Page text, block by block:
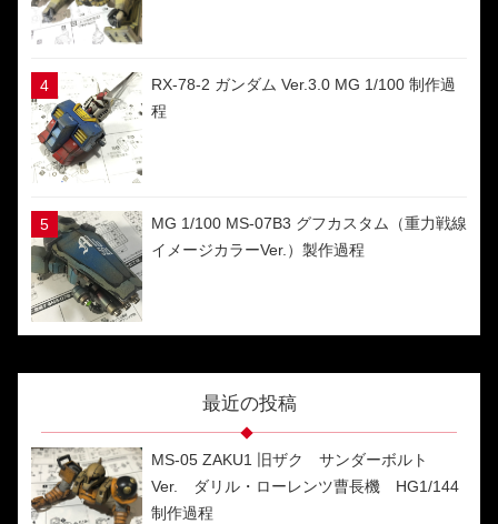
RX-78-2 ガンダム Ver.3.0 MG 1/100 制作過
程
MG 1/100 MS-07B3 グフカスタム（重力戦線
イメージカラーVer.）製作過程
最近の投稿
MS-05 ZAKU1 旧ザク サンダーボルト
Ver. ダリル・ローレンツ曹長機 HG1/144
制作過程